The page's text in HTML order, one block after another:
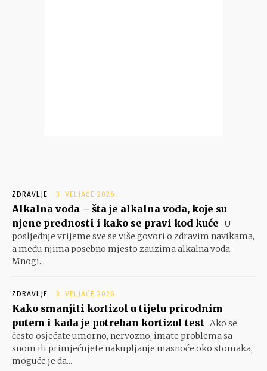
ZDRAVLJE 3. VELJAČE 2026.
Alkalna voda – šta je alkalna voda, koje su
njene prednosti i kako se pravi kod kuće U
posljednje vrijeme sve se više govori o zdravim navikama,
a među njima posebno mjesto zauzima alkalna voda.
Mnogi...
ZDRAVLJE 3. VELJAČE 2026.
Kako smanjiti kortizol u tijelu prirodnim
putem i kada je potreban kortizol test Ako se
često osjećate umorno, nervozno, imate problema sa
snom ili primjećujete nakupljanje masnoće oko stomaka,
moguće je da...